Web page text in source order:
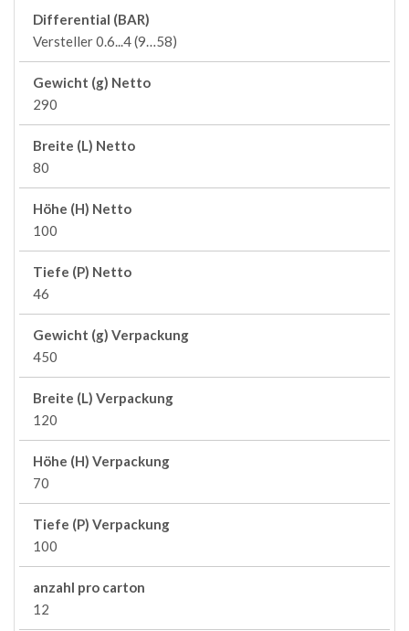
Differential (BAR)
Versteller 0.6...4 (9…58)
Gewicht (g) Netto
290
Breite (L) Netto
80
Höhe (H) Netto
100
Tiefe (P) Netto
46
Gewicht (g) Verpackung
450
Breite (L) Verpackung
120
Höhe (H) Verpackung
70
Tiefe (P) Verpackung
100
anzahl pro carton
12